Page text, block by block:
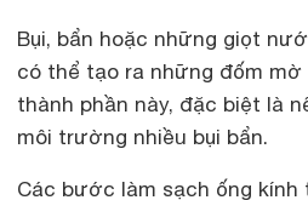
Bụi, bẩn hoặc những giọt
có thể tạo ra những đốm mờ
thành phần này, đặc biệt là
môi trường nhiều bụi bẩn.
Các bước làm sạch ống